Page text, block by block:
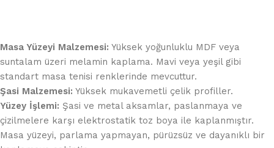
Masa Yüzeyi Malzemesi: Yüksek yoğunluklu MDF veya
suntalam üzeri melamin kaplama. Mavi veya yeşil gibi
standart masa tenisi renklerinde mevcuttur.
Şasi Malzemesi: Yüksek mukavemetli çelik profiller.
Yüzey İşlemi: Şasi ve metal aksamlar, paslanmaya ve
çizilmelere karşı elektrostatik toz boya ile kaplanmıştır.
Masa yüzeyi, parlama yapmayan, pürüzsüz ve dayanıklı bir